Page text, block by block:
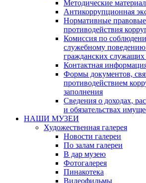
Методические
Антикоррупционная
Нормативные
противодействия
Комиссия по
служебному поведению
гражданских служащих
Контактная
Формы документов,
противодействием
заполнения
Сведения о доходах,
и обязательствах
НАШИ МУЗЕИ
Художественная галерея
Новости галереи
По залам галереи
В дар музею
Фотогалерея
Пинакотека
Видеофильмы